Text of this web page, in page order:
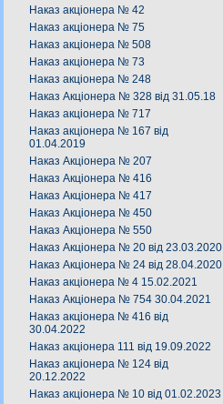
Наказ акціонера № 42
Наказ акціонера № 75
Наказ акціонера № 508
Наказ акціонера № 73
Наказ акціонера № 248
Наказ Акціонера № 328 від 31.05.18
Наказ акціонера № 717
Наказ акціонера № 167 від
01.04.2019
Наказ Акціонера № 207
Наказ Акціонера № 416
Наказ Акціонера № 417
Наказ Акціонера № 450
Наказ Акціонера № 550
Наказ Акціонера № 20 від 23.03.2020
Наказ Акціонера № 24 від 28.04.2020
Наказ акціонера № 4 15.02.2021
Наказ Акціонера № 754 30.04.2021
Наказ акціонера № 416 від
30.04.2022
Наказ акціонера 111 від 19.09.2022
Наказ акціонера № 124 від
20.12.2022
Наказ акціонера № 10 від 01.02.2023